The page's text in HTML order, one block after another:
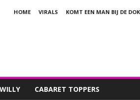
HOME VIRALS KOMT EEN MAN BIJ DE
CABARET TOPPERS